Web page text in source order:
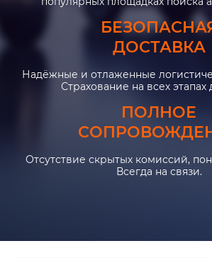
ДОСТАВКА
Надёжные и отлаженные
Страхование на всех этапах
ПОЛНОЕ
Отсутствие скрытых комиссий,
Всегда на связи.